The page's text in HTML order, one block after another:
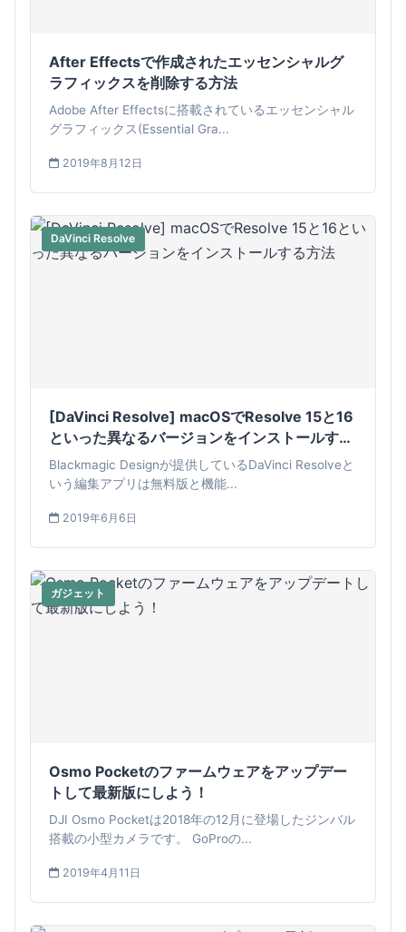
After Effectsで作成されたエッセンシャルグ
ラフィックスを削除する方法
Adobe After Effectsに搭載されているエッセンシャル
グラフィックス(Essential Gra...
2019年8月12日
DaVinci Resolve
[DaVinci Resolve] macOSでResolve 15と16
といった異なるバージョンをインストールする
方法
Blackmagic Designが提供しているDaVinci Resolveと
いう編集アプリは無料版と機能...
2019年6月6日
ガジェット
Osmo Pocketのファームウェアをアップデー
トして最新版にしよう！
DJI Osmo Pocketは2018年の12月に登場したジンバル
搭載の小型カメラです。 GoProの...
2019年4月11日